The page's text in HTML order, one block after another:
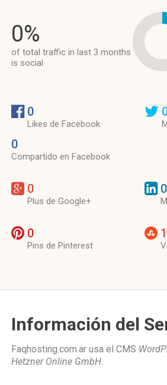
0%
of total traffic in last 3 months
is social
0
Likes de Facebook
0
Compartido en Facebook
0
Plus de Google+
0
0
Pins de Pinterest
1
Información del
Faqhosting.com.ar usa el CMS
Hetzner Online GmbH.